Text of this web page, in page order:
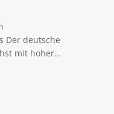
Der deutsche
mit hoher…